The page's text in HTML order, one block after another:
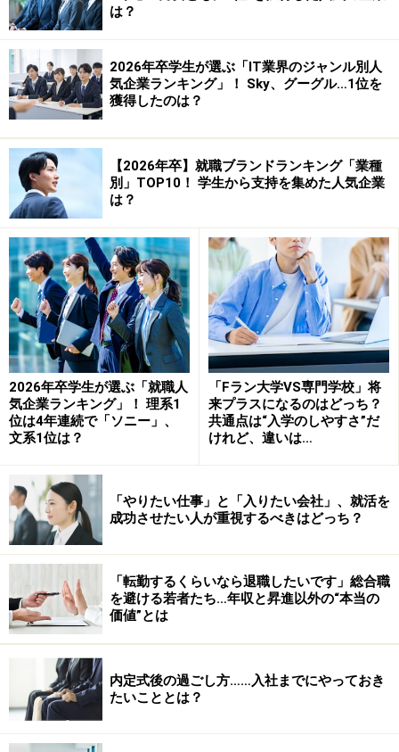
今回はみなさんの就職活動のピントがずれないための、
大切な3つの視点を述べてみたい。この3つを併用するこ
とで、輪郭がぼやけていない、クリアな就職活動ができ
るはずだ。是非じっくり読んでほしいと思う。
3つの視点。それは、虫の目 、鳥の目、魚の目だ。
※次のページで、虫の目の視点を持つことを考える！
※記事内容は執筆時点のものです。最新の内容をご確認くださ
い。
次のページへ
は？
2026年卒学生が選ぶ「IT業界のジャンル別人
気企業ランキング」！ Sky、グーグル…1位を
獲得したのは？
【2026年卒】就職ブランドランキング「業種
別」TOP10！ 学生から支持を集めた人気企業
は？
2026年卒学生が選ぶ「就職人
気企業ランキング」！ 理系1
位は4年連続で「ソニー」、
文系1位は？
「Fラン大学VS専門学校」将
来プラスになるのはどっち？
共通点は“入学のしやすさ”だ
けれど、違いは…
「やりたい仕事」と「入りたい会社」、就活を
成功させたい人が重視するべきはどっち？
「転勤するくらいなら退職したいです」総合職
を避ける若者たち…年収と昇進以外の“本当の
価値”とは
内定式後の過ごし方……入社までにやっておき
たいこととは？